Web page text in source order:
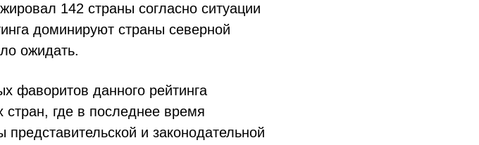
142 страны согласно ситуации
доминируют страны северной
ожидать.
фаворитов данного рейтинга
стран, где в последнее время
и законодательной